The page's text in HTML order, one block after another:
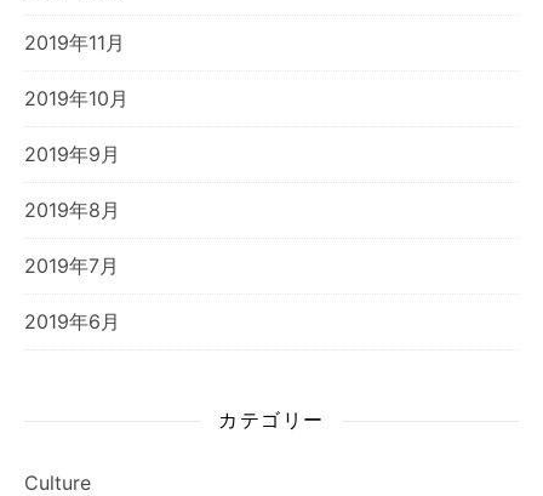
2019年11月
2019年10月
2019年9月
2019年8月
2019年7月
2019年6月
カテゴリー
Culture